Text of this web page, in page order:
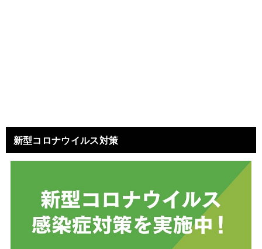
新型コロナウイルス対策